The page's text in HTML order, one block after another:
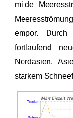
milde
empor. Durch
fortlaufend
Nordasien,
starkem